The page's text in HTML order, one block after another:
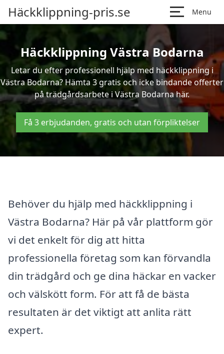
Häckklippning-pris.se Menu
Häckklippning Västra Bodarna
Letar du efter professionell hjälp med häckklippning i
Västra Bodarna? Hämta 3 gratis och icke bindande offerter
på trädgårdsarbete i Västra Bodarna här.
Få 3 erbjudanden, gratis och utan förpliktelser
Behöver du hjälp med häckklippning i
Västra Bodarna? Här på vår plattform gör
vi det enkelt för dig att hitta
professionella företag som kan förvandla
din trädgård och ge dina häckar en vacker
och välskött form. För att få de bästa
resultaten är det viktigt att anlita rätt
expert.